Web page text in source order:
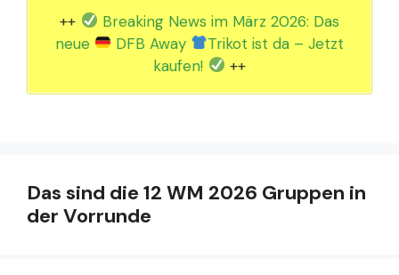
++
Breaking News im März 2026: Das
neue
DFB Away
Trikot ist da – Jetzt
kaufen!
++
Das sind die 12 WM 2026 Gruppen in
der Vorrunde